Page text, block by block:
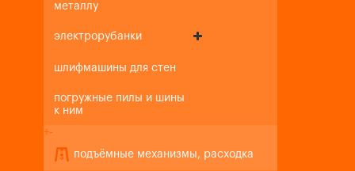
металлу
электрорубанки
шлифмашины для стен
погружные пилы и шины
к ним
+-
подъёмные механизмы, расходка